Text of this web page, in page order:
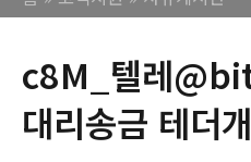
c8M_텔레
대리송금 테더